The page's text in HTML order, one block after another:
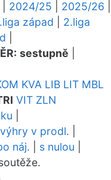
2024/25 2025/26
západ
2.liga
sestupně
KVA LIB LIT MBL
VIT ZLN
výhry v prodl.
náj. s nulou